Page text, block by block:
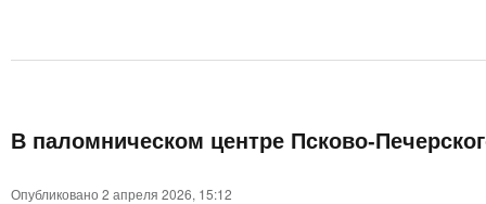
В паломническом центре Псково-
Опубликовано 2 апреля 2026, 15:12